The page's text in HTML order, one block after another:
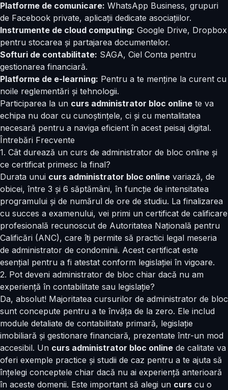
Platforme de comunicare: WhatsApp Business, grupuri
de Facebook private, aplicații dedicate asociațiilor.
Instrumente de cloud computing: Google Drive, Dropbox
pentru stocarea și partajarea documentelor.
Softuri de contabilitate: SAGA, Ciel Conta pentru
gestionarea financiară.
Platforme de e-learning: Pentru a te menține la curent cu
noile reglementări și tehnologii.
Participarea la un curs administrator bloc online te va
echipa nu doar cu cunoștințele, ci și cu mentalitatea
necesară pentru a naviga eficient în acest peisaj digital.
Întrebări Frecvente
1. Cât durează un curs de administrator de bloc online și
ce certificat primesc la final?
Durata unui curs administrator bloc online variază, de
obicei, între 3 și 6 săptămâni, în funcție de intensitatea
programului și de numărul de ore de studiu. La finalizarea
cu succes a examenului, vei primi un certificat de calificare
profesională recunoscut de Autoritatea Națională pentru
Calificări (ANC), care îți permite să practici legal meseria
de administrator de condominii. Acest certificat este
esențial pentru a fi atestat conform legislației în vigoare.
2. Pot deveni administrator de bloc chiar dacă nu am
experiență în contabilitate sau legislație?
Da, absolut! Majoritatea cursurilor de administrator de bloc
sunt concepute pentru a te învăța de la zero. Ele includ
module detaliate de contabilitate primară, legislație
imobiliară și gestionare financiară, prezentate într-un mod
accesibil. Un curs administrator bloc online de calitate va
oferi exemple practice și studii de caz pentru a te ajuta să
înțelegi conceptele chiar dacă nu ai experiență anterioară
în aceste domenii. Este important să alegi un curs cu o